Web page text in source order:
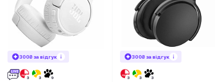
300₴ за відгук 300₴ за відгук